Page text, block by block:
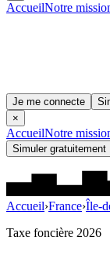
AccueilNotre
Je me connecte
×
AccueilNotre
Simuler gratuitement
Accueil›France›Île-
Taxe foncière 2026